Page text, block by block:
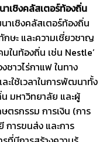
เชิงคลัสเตอร์ท้องถิ่น
เชิงคลัสเตอร์ท้องถิ่น
กษะ และความเชี่ยวชาญ
ในท้องถิ่น เช่น Nestle’
าวไร่กาแฟ ในทาง
ใช้เวลาในการพัฒนาทั้ง
มหาวิทยาลัย และผู้
ตรกรรม การเงิน (การ
การขนส่ง และการ